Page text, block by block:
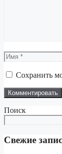
Имя
Сохранить
Поиск
Свежие